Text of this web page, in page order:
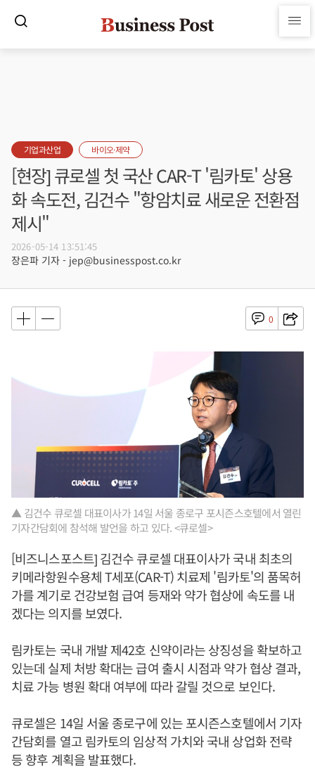
기업과산업 바이오·제약
[현장] 큐로셀 첫 국산 CAR-T '림카토' 상용
화 속도전, 김건수 "항암치료 새로운 전환점
제시"
2026-05-14 13:51:45
장은파 기자 - jep@businesspost.co.kr
0
▲ 김건수 큐로셀 대표이사가 14일 서울 종로구 포시즌스호텔에서 열린
기자간담회에 참석해 발언을 하고 있다. <큐로셀>
[비즈니스포스트] 김건수 큐로셀 대표이사가 국내 최초의
키메라항원수용체 T세포(CAR-T) 치료제 '림카토'의 품목허
가를 계기로 건강보험 급여 등재와 약가 협상에 속도를 내
겠다는 의지를 보였다.
림카토는 국내 개발 제42호 신약이라는 상징성을 확보하고
있는데 실제 처방 확대는 급여 출시 시점과 약가 협상 결과,
치료 가능 병원 확대 여부에 따라 갈릴 것으로 보인다.
큐로셀은 14일 서울 종로구에 있는 포시즌스호텔에서 기자
간담회를 열고 림카토의 임상적 가치와 국내 상업화 전략
등 향후 계획을 발표했다.